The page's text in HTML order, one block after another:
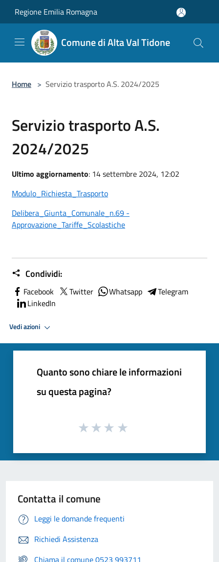
Regione Emilia Romagna
Comune di Alta Val Tidone
Home > Servizio trasporto A.S. 2024/2025
Servizio trasporto A.S.
2024/2025
Ultimo aggiornamento: 14 settembre 2024, 12:02
Modulo_Richiesta_Trasporto
Delibera_Giunta_Comunale_n.69 -
Approvazione_Tariffe_Scolastiche
Condividi:
Facebook Twitter Whatsapp
Telegram
LinkedIn
Vedi azioni
Quanto sono chiare le informazioni
su questa pagina?
Contatta il comune
Leggi le domande frequenti
Richiedi Assistenza